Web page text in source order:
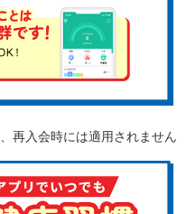
再入会時には適用されません